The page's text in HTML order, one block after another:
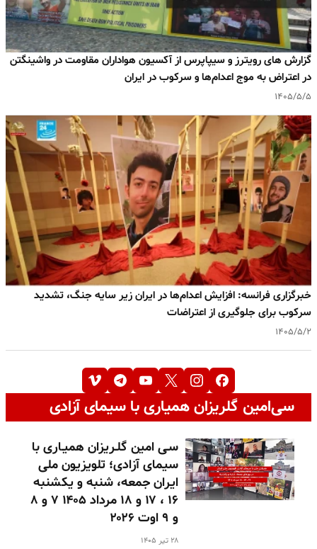
گزارش های رویترز و سیپاپرس از آکسیون هواداران مقاومت در واشینگتن
در اعتراض به موج اعدام‌ها و سرکوب در ایران
۱۴۰۵/۵/۵
خبرگزاری فرانسه: افزایش اعدام‌ها در ایران زیر سایه جنگ، تشدید
سرکوب برای جلوگیری از اعتراضات
۱۴۰۵/۵/۲
سی‌امین گلریزان همیاری با سیمای آزادی
سـی امین گلـریزان همیـاری با
سیمای آزادی؛ تلویزیون ملی
ایران جمعه، شنبه و یکشنبه
۱۶ ، ۱۷ و ۱۸ مرداد ۱۴۰۵ ۷ و ۸
و ۹ اوت ۲۰۲۶
۲۸ تیر ۱۴۰۵